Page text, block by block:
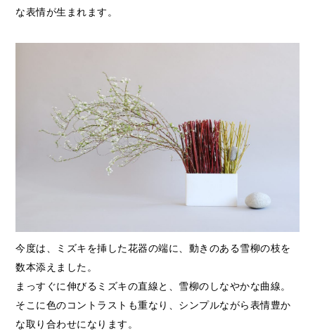
な表情が生まれます。
今度は、ミズキを挿した花器の端に、動きのある雪柳の枝を
数本添えました。
まっすぐに伸びるミズキの直線と、雪柳のしなやかな曲線。
そこに色のコントラストも重なり、シンプルながら表情豊か
な取り合わせになります。